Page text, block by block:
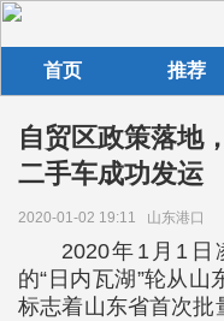
首页 推荐
自贸区政策落地
二手车成功发运
2020-01-02 19:11 山东港口
2020年1月1日
的“日内瓦湖”轮从山
标志着山东省首次批